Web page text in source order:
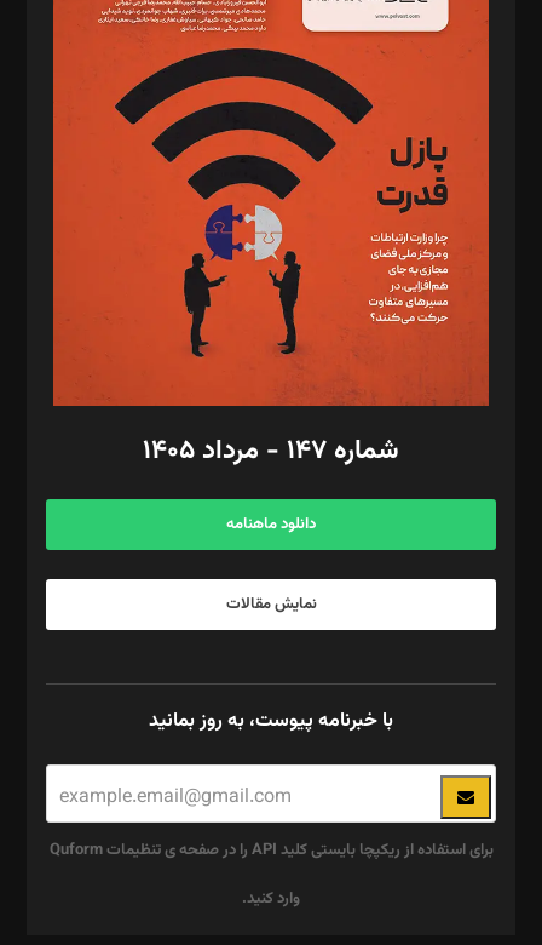
د‌بیر حقوق فناوری: حسام‌الدین ایپکچی
د‌بیر پیوست جهان: مینا پاکدل
د‌بیر تحریریه آنلاین: بابک نقاش
تحریریه‌: مجتبی محمود‌ی، آرش برهمند، یسنا امان‌پور، سروش کرمیان،
مصطفی مسجدی آرانی، ابوالفضل رجبی، زهرا فکرانه، فائزه فتحی
رستمی،مصطفی باستان
ویرایش: نگار استاد‌‌آقا
طراح یونیفرم: مجید توکلی
فیلمبرداری و عکاسی: امیر شفیعی، مانی لطفی زاده
گرافیک و صفحه‌آرایی: سید‌سبحان‌علی ثابت
مد‌یر توسعه تجاری: کامبیز برید‌
امور مالی: شاپور رهبری، محمد‌ کاظمی‌نیا
آگهی و مشترکین: ۰۹۱۹۹۹۹۰۴۵۴
شماره ۱۴۷ - مرداد ۱۴۰۵
دانلود ماهنامه
نمایش مقالات
با خبرنامه پیوست، به روز بمانید
برای استفاده از ریکپچا بایستی کلید API را در صفحه ی تنظیمات Quform
وارد کنید.